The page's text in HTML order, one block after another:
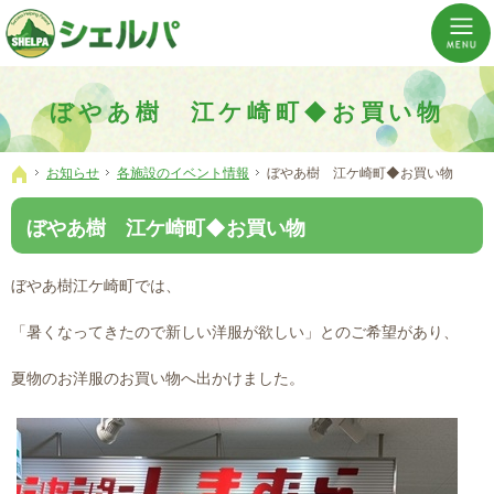
ぼやあ樹 江ケ崎町◆お買い物
介護の「通い・泊まり・訪問」から必要なものだけをご提供。介護のことならシェルパへ。
横浜市神奈川区 事業所数No,1の小規模多機能型居宅介護ぼやあ樹
ホーム
お知らせ 各施設のイベント情報 ぼやあ樹 江ケ崎町◆お買い物
ぼやあ樹 江ケ崎町◆お買い物
ぼやあ樹江ケ崎町では、
「暑くなってきたので新しい洋服が欲しい」とのご希望があり、
夏物のお洋服のお買い物へ出かけました。